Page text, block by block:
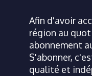
Afin d'avoir
région au
abonnement
S'abonner,
qualité et